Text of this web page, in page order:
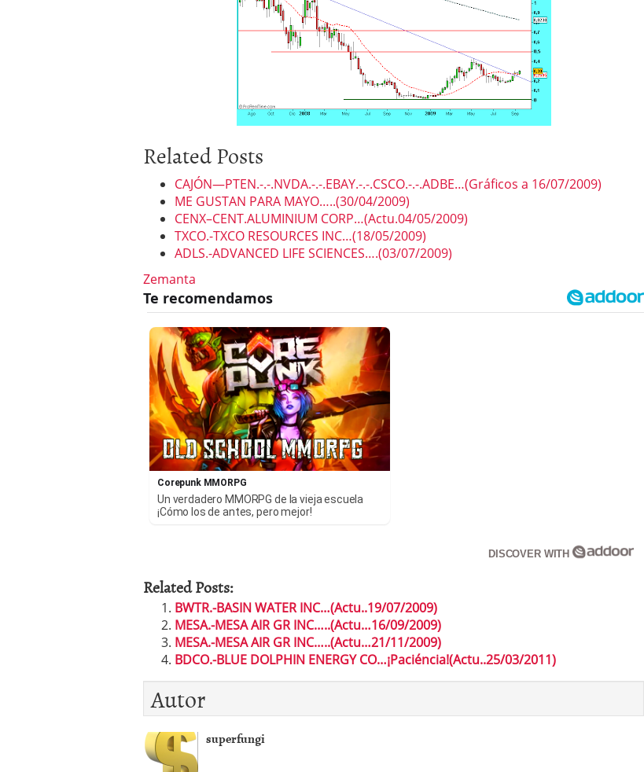
Related Posts
CAJÓN—PTEN.-.-.NVDA.-.-.EBAY.-.-.CSCO.-.-.ADBE…(Gráficos a 16/07/2009)
ME GUSTAN PARA MAYO…..(30/04/2009)
CENX–CENT.ALUMINIUM CORP…(Actu.04/05/2009)
TXCO.-TXCO RESOURCES INC…(18/05/2009)
ADLS.-ADVANCED LIFE SCIENCES….(03/07/2009)
Zemanta
Corepunk MMORPG
Un verdadero MMORPG de la vieja escuela
¡Cómo los de antes, pero mejor!
DISCOVER WITH
Related Posts:
BWTR.-BASIN WATER INC…(Actu..19/07/2009)
MESA.-MESA AIR GR INC…..(Actu…16/09/2009)
MESA.-MESA AIR GR INC…..(Actu…21/11/2009)
BDCO.-BLUE DOLPHIN ENERGY CO…¡Paciéncia!(Actu..25/03/2011)
Autor
superfungi